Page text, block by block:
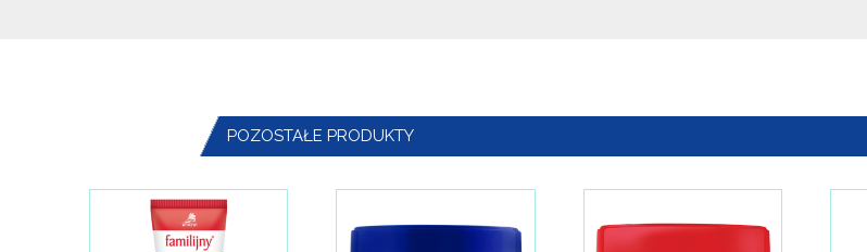
POZOSTAŁE PRODUKTY